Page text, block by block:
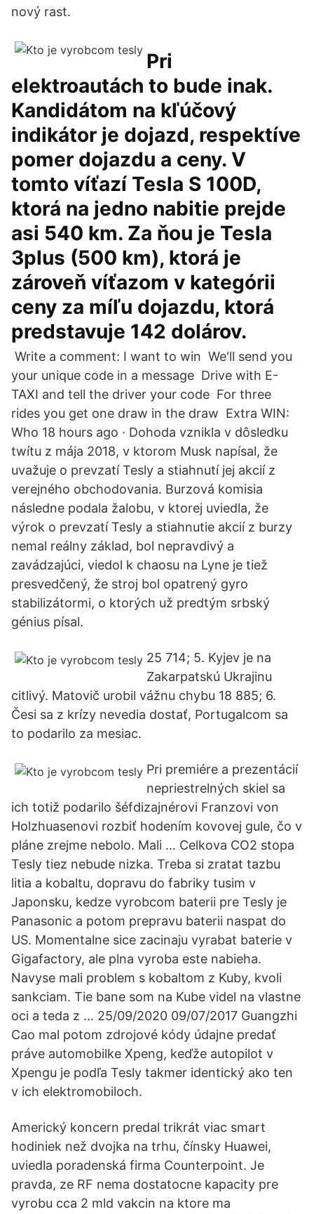
nový rast.
Pri
elektroautách to bude inak.
Kandidátom na kľúčový
indikátor je dojazd, respektíve
pomer dojazdu a ceny. V
tomto víťazí Tesla S 100D,
ktorá na jedno nabitie prejde
asi 540 km. Za ňou je Tesla
3plus (500 km), ktorá je
zároveň víťazom v kategórii
ceny za míľu dojazdu, ktorá
predstavuje 142 dolárov.
️ Write a comment: I want to win ️ We'll send you
your unique code in a message ️ Drive with E-
TAXI and tell the driver your code ️ For three
rides you get one draw in the draw ️ Extra WIN:
Who 18 hours ago · Dohoda vznikla v dôsledku
twítu z mája 2018, v ktorom Musk napísal, že
uvažuje o prevzatí Tesly a stiahnutí jej akcií z
verejného obchodovania. Burzová komisia
následne podala žalobu, v ktorej uviedla, že
výrok o prevzatí Tesly a stiahnutie akcií z burzy
nemal reálny základ, bol nepravdivý a
zavádzajúci, viedol k chaosu na Lyne je tiež
presvedčený, že stroj bol opatrený gyro
stabilizátormi, o ktorých už predtým srbský
génius písal.
25 714; 5. Kyjev je na
Zakarpatskú Ukrajinu
citlivý. Matovič urobil vážnu chybu 18 885; 6.
Česi sa z krízy nevedia dostať, Portugalcom sa
to podarilo za mesiac.
Pri premiére a prezentácií
nepriestrelných skiel sa
ich totiž podarilo šéfdizajnérovi Franzovi von
Holzhuasenovi rozbiť hodením kovovej gule, čo v
pláne zrejme nebolo. Mali … Celkova CO2 stopa
Tesly tiez nebude nizka. Treba si zratat tazbu
litia a kobaltu, dopravu do fabriky tusim v
Japonsku, kedze vyrobcom baterii pre Tesly je
Panasonic a potom prepravu baterii naspat do
US. Momentalne sice zacinaju vyrabat baterie v
Gigafactory, ale plna vyroba este nabieha.
Navyse mali problem s kobaltom z Kuby, kvoli
sankciam. Tie bane som na Kube videl na vlastne
oci a teda z … 25/09/2020 09/07/2017 Guangzhi
Cao mal potom zdrojové kódy údajne predať
práve automobilke Xpeng, keďže autopilot v
Xpengu je podľa Tesly takmer identický ako ten
v ich elektromobiloch.
Americký koncern predal trikrát viac smart
hodiniek než dvojka na trhu, čínsky Huawei,
uviedla poradenská firma Counterpoint. Je
pravda, ze RF nema dostatocne kapacity pre
vyrobu cca 2 mld vakcin na ktore ma